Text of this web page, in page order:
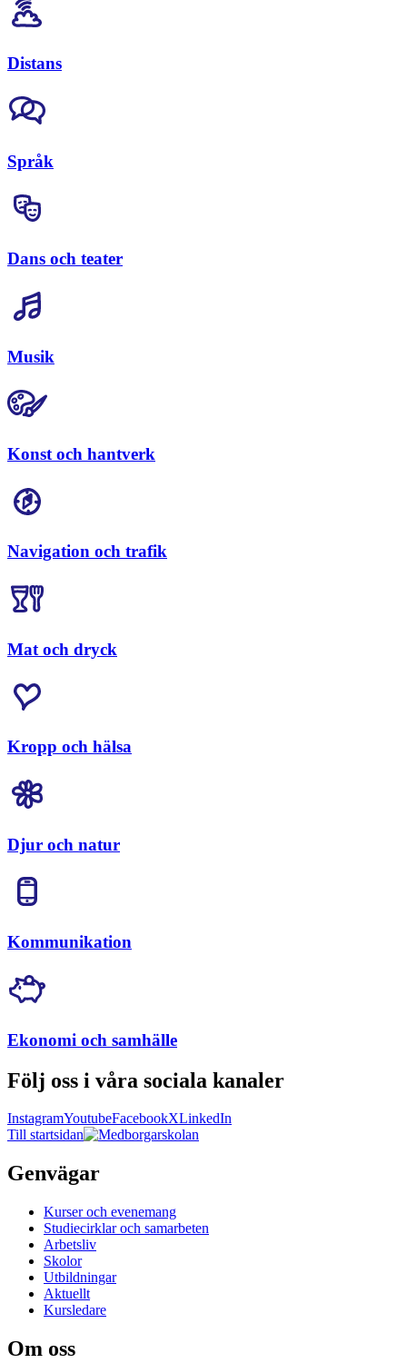
Distans
Språk
Dans och teater
Musik
Konst och hantverk
Navigation och trafik
Mat och dryck
Kropp och hälsa
Djur och natur
Kommunikation
Ekonomi och samhälle
Följ oss i våra sociala kanaler
InstagramYoutubeFacebookXLinkedIn
Till startsidan
Genvägar
Kurser och evenemang
Studiecirklar och samarbeten
Arbetsliv
Skolor
Utbildningar
Aktuellt
Kursledare
Om oss